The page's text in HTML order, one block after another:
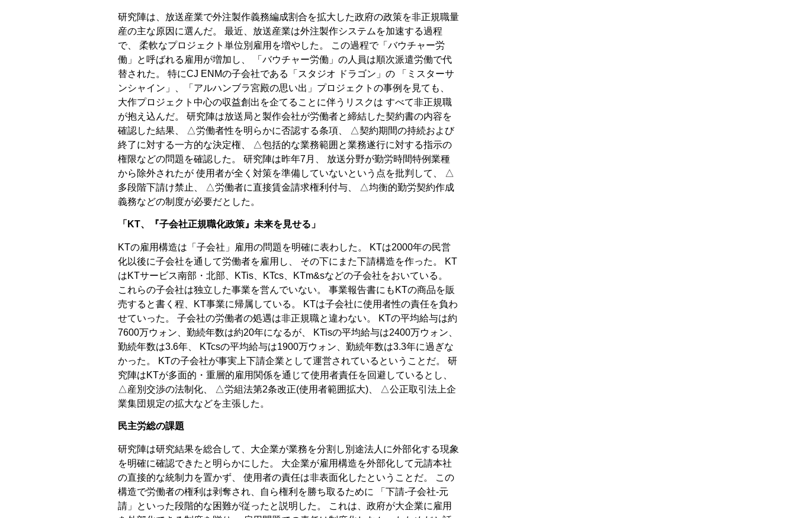
研究陣は、放送産業で外注製作義務編成割合を拡大した政府の政策を非正規職量
産の主な原因に選んだ。 最近、放送産業は外注製作システムを加速する過程
で、 柔軟なプロジェクト単位別雇用を増やした。 この過程で「バウチャー労
働」と呼ばれる雇用が増加し、 「バウチャー労働」の人員は順次派遣労働で代
替された。 特にCJ ENMの子会社である「スタジオ ドラゴン」の 「ミスターサ
ンシャイン」、「アルハンブラ宮殿の思い出」プロジェクトの事例を見ても、
大作プロジェクト中心の収益創出を企てることに伴うリスクは すべて非正規職
が抱え込んだ。 研究陣は放送局と製作会社が労働者と締結した契約書の内容を
確認した結果、 △労働者性を明らかに否認する条項、 △契約期間の持続および
終了に対する一方的な決定権、 △包括的な業務範囲と業務遂行に対する指示の
権限などの問題を確認した。 研究陣は昨年7月、 放送分野が勤労時間特例業種
から除外されたが 使用者が全く対策を準備していないという点を批判して、 △
多段階下請け禁止、 △労働者に直接賃金請求権利付与、 △均衡的勤労契約作成
義務などの制度が必要だとした。
「KT、『子会社正規職化政策』未来を見せる」
KTの雇用構造は「子会社」雇用の問題を明確に表わした。 KTは2000年の民営
化以後に子会社を通して労働者を雇用し、 その下にまた下請構造を作った。 KT
はKTサービス南部・北部、KTis、KTcs、KTm&sなどの子会社をおいている。
これらの子会社は独立した事業を営んでいない。 事業報告書にもKTの商品を販
売すると書く程、KT事業に帰属している。 KTは子会社に使用者性の責任を負わ
せていった。 子会社の労働者の処遇は非正規職と違わない。 KTの平均給与は約
7600万ウォン、勤続年数は約20年になるが、 KTisの平均給与は2400万ウォン、
勤続年数は3.6年、 KTcsの平均給与は1900万ウォン、勤続年数は3.3年に過ぎな
かった。 KTの子会社が事実上下請企業として運営されているということだ。 研
究陣はKTが多面的・重層的雇用関係を通じて使用者責任を回避しているとし、
△産別交渉の法制化、 △労組法第2条改正(使用者範囲拡大)、 △公正取引法上企
業集団規定の拡大などを主張した。
民主労総の課題
研究陣は研究結果を総合して、大企業が業務を分割し別途法人に外部化する現象
を明確に確認できたと明らかにした。 大企業が雇用構造を外部化して元請本社
の直接的な統制力を置かず、 使用者の責任は非表面化したということだ。 この
構造で労働者の権利は剥奪され、自ら権利を勝ち取るために 「下請-子会社-元
請」といった段階的な困難が従ったと説明した。 これは、政府が大企業に雇用